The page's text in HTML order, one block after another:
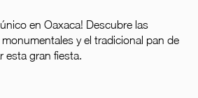
Fashion Drive Monterrey
en Oaxaca! Descubre las
y el tradicional pan de
esta gran fiesta.